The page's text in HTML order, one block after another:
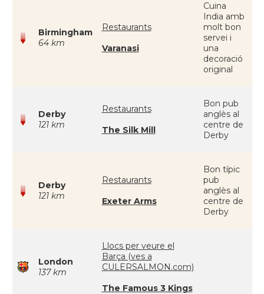
Birmingham
64 km
Restaurants
Varanasi
Cuina
India amb
molt bon
servei i
una
decoració
original
Derby
121 km
Restaurants
The Silk Mill
Bon pub
anglès al
centre de
Derby
Derby
121 km
Restaurants
Exeter Arms
Bon típic
pub
anglès al
centre de
Derby
London
137 km
Llocs per veure el
Barça (ves a
CULERSALMON.com)
The Famous 3 Kings